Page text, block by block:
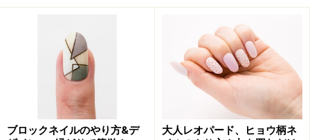
基調にデザインをしていきます。北欧風カラーバリエー
ションでマーブルフレンチネイルを作ってみましょう。
ネイルアートレシピを見る
ゴールドのストーンを添えて大人っぽく演出
■ヌーディーカラーのマーブルネイル
ブロックネイルのやり方&デ
大人レオパード、ヒョウ柄ネ